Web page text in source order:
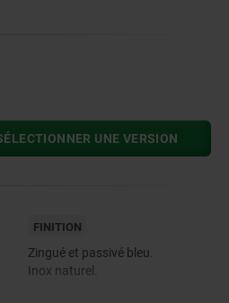
UNE VERSION
FINITION
Zingué et passivé bleu.
Inox naturel.